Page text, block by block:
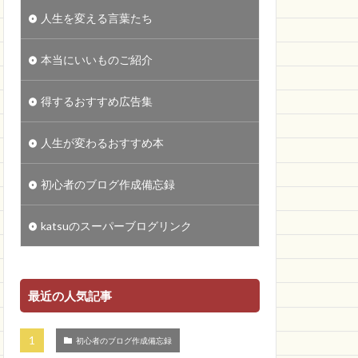
人生を変える言葉たち
本当にいいものご紹介
得するおすすめ広告集
人生が変わるおすすめ本
初心者のブログ作成備忘録
katsuのスーパーブログリンク
最近の人気記事
初心者のブログ作成備忘録